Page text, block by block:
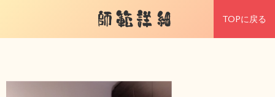
師範詳細 TOPに戻る